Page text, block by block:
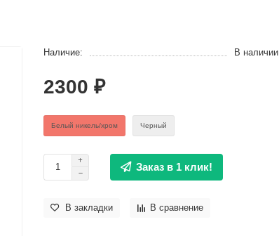
Наличие: В наличии
2300 ₽
Белый никель/хром Черный
Заказ в 1 клик!
В закладки В сравнение